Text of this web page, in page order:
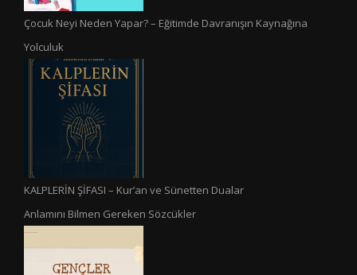
Çocuk Neyi Neden Yapar? – Eğitimde Davranışın Kaynağına
Yolculuk
KALPLERİN ŞİFASI – Kur’an ve Sünetten Dualar
Anlamını Bilmen Gereken Sözcükler